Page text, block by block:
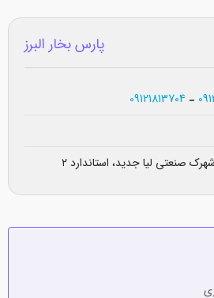
پارس بخار البرز
09121813704
صنعتی لیا جدید، استاندارد ۲